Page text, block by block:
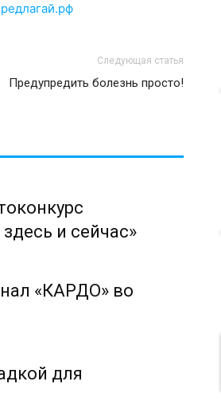
Следующая статья
Предупредить болезнь просто!
и сейчас»
«КАРДО» во
для